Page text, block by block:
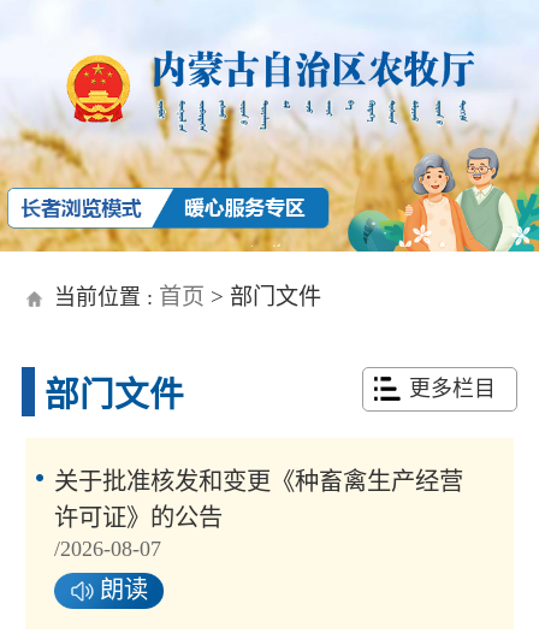
当前位置 : 首页 > 部门文件
部门文件 更多栏目
关于批准核发和变更《种畜禽生产经营
许可证》的公告
/2026-08-07
朗读